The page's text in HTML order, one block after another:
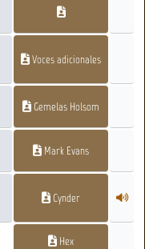
Voces adicionales
Gemelas Holsom
Mark Evans
Cynder
Hex